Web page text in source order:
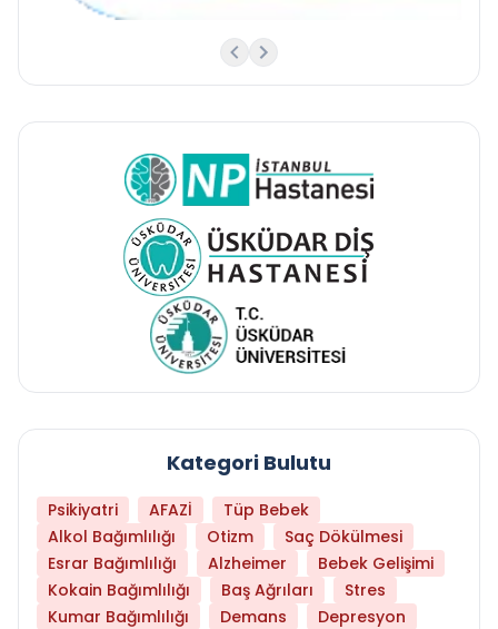
Kategori Bulutu
Psikiyatri AFAZİ
Tüp Bebek
Alkol Bağımlılığı
Otizm
Saç Dökülmesi
Esrar Bağımlılığı
Alzheimer
Bebek Gelişimi
Kokain Bağımlılığı
Baş Ağrıları
Stres
Kumar Bağımlılığı
Demans
Depresyon